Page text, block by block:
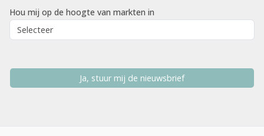
Hou mij op de hoogte van markten in
Ja, stuur mij de nieuwsbrief